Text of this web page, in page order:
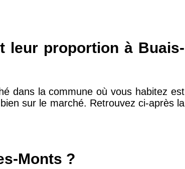
leur proportion à Buais-
dans la commune où vous habitez est
sur le marché. Retrouvez ci-après la
Monts ?